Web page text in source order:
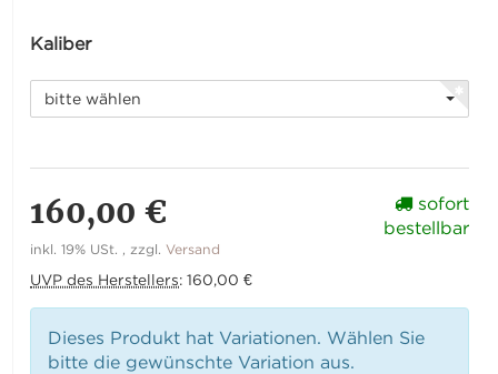
Kaliber
bitte wählen
160,00 €
inkl. 19% USt. , zzgl.Versand
UVP des Herstellers:160,00 €
sofort
bestellbar
Dieses Produkt hat Variationen. Wählen Sie
bitte die gewünschte Variation aus.